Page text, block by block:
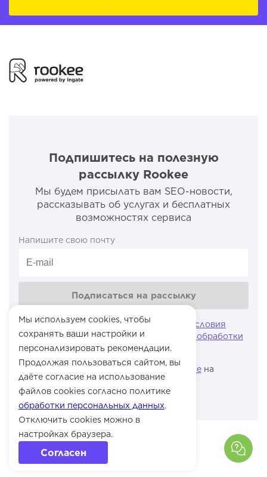
Мы используем cookies, чтобы
сохранять ваши настройки и
персонализировать рекомендации.
Продолжая пользоваться сайтом, вы
даёте согласие на использование
файлов cookies согласно политике
обработки персональных данных.
Отключить cookies можно в
настройках браузера.
Согласен
Подпишитесь на полезную
рассылку Rookee
Мы будем присылать вам SEO-новости,
рассказывать об услугах и бесплатных
возможностях сервиса
Напишите свою почту
Подписаться на рассылку
Нажимая на кнопку, вы принимаете
условия
офертыи соглашаетесь с
политикой обработки
персональных данных
Нажимая на кнопку, вы даете согласие на
получение рассылки
Продукты